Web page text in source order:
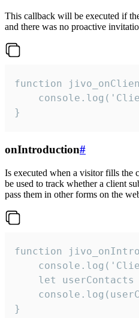
This callback will be executed if
and there was no proactive
function
}
onIntroduction#
Is executed when a visitor fills the
be used to track whether a client
pass them in other forms on the
function
let userContacts
}